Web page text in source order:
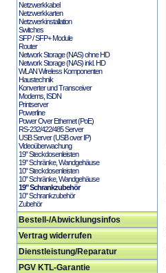
Netzwerkkabel
Netzwerkkarten
Netzwerkinstallation
Switches
SFP / SFP+ Module
Router
Network Storage (NAS) ohne HD
Network Storage (NAS) inkl. HD
WLAN Wireless Komponenten
Haustechnik
Konverter und Transceiver
Modems, ISDN
Printserver
Powerline
Power Over Ethernet (PoE)
RS-232/422/485 Server
USB Server (USB over IP)
Videoüberwachung
19" Steckdosenleisten
19" Schränke, Wandgehäuse
10" Steckdosenleisten
10" Schränke, Wandgehäuse
19" Schrankzubehör
10" Schrankzubehör
Zubehör
Bestell-/Abwicklungsinfos
Vertrag widerrufen
Dienstleistung/Reparatur
PGV KTL-Garantie